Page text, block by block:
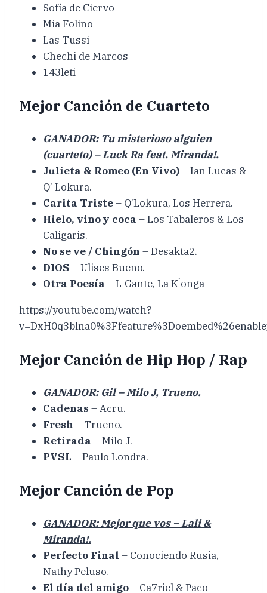
Sofía de Ciervo
Mia Folino
Las Tussi
Chechi de Marcos
143leti
Mejor Canción de Cuarteto
GANADOR: Tu misterioso alguien
(cuarteto) – Luck Ra feat. Miranda!.
Julieta & Romeo (En Vivo)– Ian Lucas &
Q’ Lokura.
Carita Triste– Q’Lokura, Los Herrera.
Hielo, vino y coca – Los Tabaleros & Los
Caligaris.
No se ve / Chingón – Desakta2.
DIOS – Ulises Bueno.
Otra Poesía – L-Gante, La K ́onga
https://youtube.com/watch?
Mejor Canción de Hip Hop / Rap
GANADOR: Gil – Milo J, Trueno.
Cadenas – Acru.
Fresh – Trueno.
Retirada – Milo J.
PVSL – Paulo Londra.
Mejor Canción de Pop
GANADOR: Mejor que vos – Lali &
Miranda!.
Perfecto Final – Conociendo Rusia,
Nathy Peluso.
El día del amigo– Ca7riel & Paco